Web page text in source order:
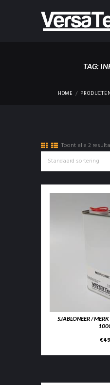
TAG:
HOME
Toont alle 2
SJABLONEER /
€